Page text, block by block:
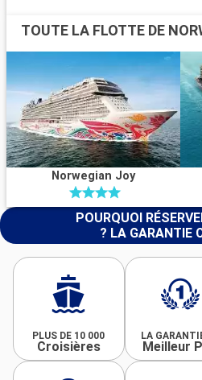
TOUTE LA FLOTTE DE
Norwegian Joy
POURQUOI
? LA GARANTIE
PLUS DE 10 000
Croisières
LA
Meilleur